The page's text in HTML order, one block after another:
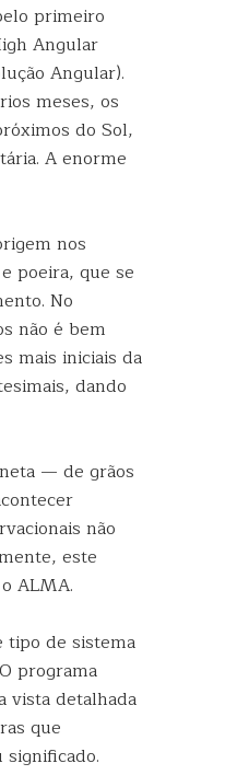
primeiro
Angular
Angular).
meses, os
do Sol,
A enorme
nos
poeira, que se
No
não é bem
mais iniciais da
dando
— de grãos
não
este
ALMA.
tipo de sistema
programa
vista detalhada
que